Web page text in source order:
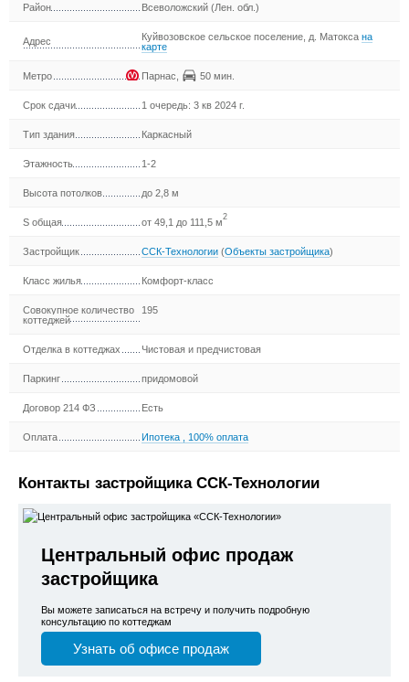
Район Всеволожский (Лен. обл.)
Адрес Куйвозовское сельское поселение, д. Матоксана
карте
Метро Парнас 50 мин.
Срок сдачи 1 очередь: 3 кв 2024 г.
Тип здания Каркасный
Этажность 1-2
Высота потолков до 2,8 м
S общая от 49,1 до 111,5 м2
Застройщик ССК-Технологии (Объекты застройщика)
Класс жилья Комфорт-класс
Совокупное количество
коттеджей
195
Отделка в коттеджах Чистовая и предчистовая
Паркинг придомовой
Договор 214 ФЗ Есть
Оплата Ипотека 100% оплата
Контакты застройщика ССК-Технологии
Центральный офис продаж
застройщика
Вы можете записаться на встречу и получить подробную
консультацию по коттеджам
Узнать об офисе продаж